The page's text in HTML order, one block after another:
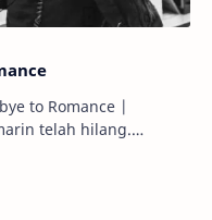
to Romance |